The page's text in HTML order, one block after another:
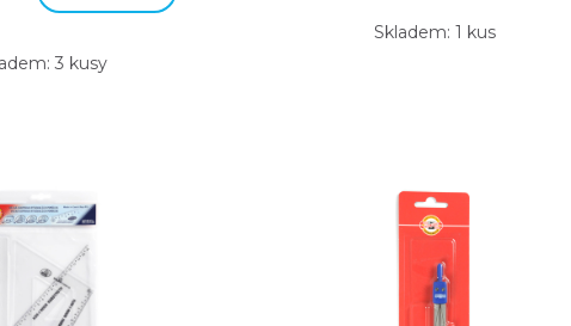
3 kusy
Skladem: 1 kus